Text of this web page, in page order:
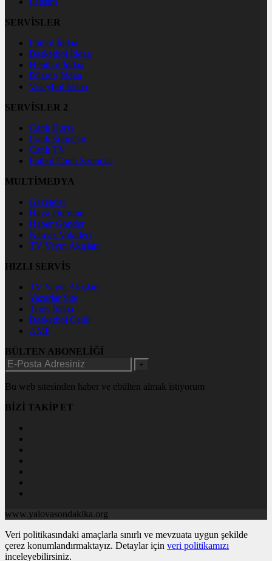
SERVİSLER
Futbol İddaa
Basketbol İddaa
Hentbol İddaa
Bilardo İddaa
Voleybol İddaa
SERVİSLER 2
Canlı Borsa
Canlı Sonuçlar
Canlı TV
Futbol Canlı Sonuçlar
MULTİMEDYA
Gazeteler
Hava Durumu
Haber Gönder
Namaz Vakitleri
TV Yayın Akışları
HIZLI SERVİS
TV Yayın Akışları
Yazarlar Site
Tenis İddaa
Basketbol Canlı
AMP
BÜLTEN ABONELİĞİ
+
Bu web sitesinden haber ve ebülten almak istiyorum
BİZİ TAKİP ET
www.yalovasondakika.org
Veri politikasındaki amaçlarla sınırlı ve mevzuata uygun şekilde
çerez konumlandırmaktayız. Detaylar için veri politikamızı
inceleyebilirsiniz.